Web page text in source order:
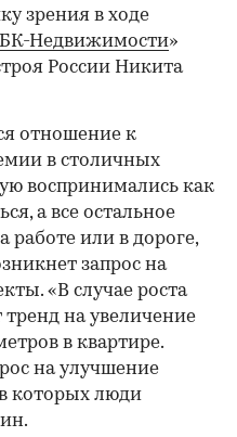
зрения в ходе
Недвижимости»
России Никита
отношение к
в столичных
воспринимались как
а все остальное
или в дороге,
запрос на
«В случае роста
тренд на увеличение
в квартире.
на улучшение
которых люди